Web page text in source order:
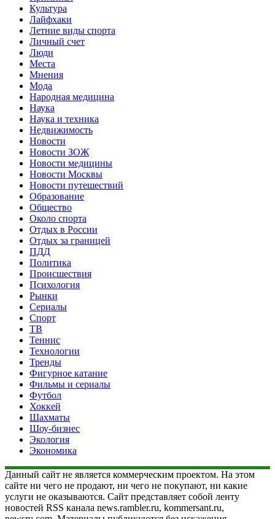
Культура
Лайфхаки
Летние виды спорта
Личный счет
Люди
Места
Мнения
Мода
Народная медицина
Наука
Наука и техника
Недвижимость
Новости
Новости ЗОЖ
Новости медицины
Новости Москвы
Новости путешествий
Образование
Общество
Около спорта
Отдых в России
Отдых за границей
ПДД
Политика
Происшествия
Психология
Рынки
Сериалы
Спорт
ТВ
Теннис
Технологии
Тренды
Фигурное катание
Фильмы и сериалы
Футбол
Хоккей
Шахматы
Шоу-бизнес
Экология
Экономика
Данный сайт не является коммерческим проектом. На этом
сайте ни чего не продают, ни чего не покупают, ни какие
услуги не оказываются. Сайт представляет собой ленту
новостей RSS канала news.rambler.ru, kommersant.ru,